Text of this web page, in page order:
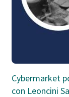
Cybermarket
con Leoncini